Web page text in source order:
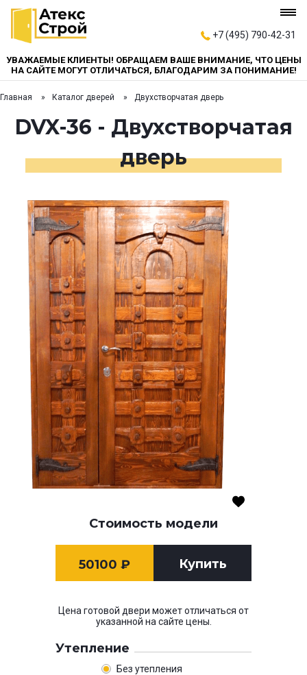
+7 (495) 790-42-31
УВАЖАЕМЫЕ КЛИЕНТЫ! ОБРАЩАЕМ ВАШЕ ВНИМАНИЕ, ЧТО ЦЕНЫ
НА САЙТЕ МОГУТ ОТЛИЧАТЬСЯ, БЛАГОДАРИМ ЗА ПОНИМАНИЕ!
Главная Каталог дверей Двухстворчатая дверь
DVX-36 - Двухстворчатая
дверь
Стоимость модели
50100 ₽ Купить
Цена готовой двери может отличаться от
указанной на сайте цены.
Утепление
Без утепления